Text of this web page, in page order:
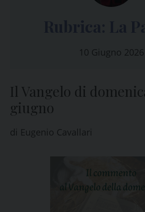
10 Giugno 2026
Il Vangelo di
giugno
di Eugenio Cavallari